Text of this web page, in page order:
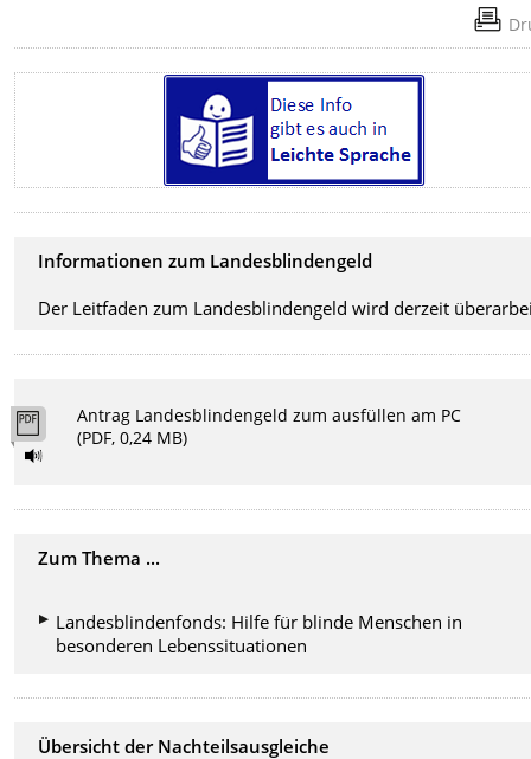
Informationen zum Landesblindengeld
Der Leitfaden zum Landesblindengeld wird derzeit
Antrag Landesblindengeld zum ausfüllen am PC
(PDF, 0,24 MB)
Zum Thema ...
Landesblindenfonds: Hilfe für blinde Menschen in
besonderen Lebenssituationen
Übersicht der Nachteilsausgleiche